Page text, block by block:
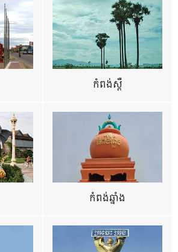
កំពង់ស្ពឺ
កំពង់ឆ្នាំង